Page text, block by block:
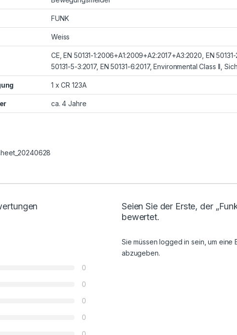
FUNK
Weiss
CE, EN 50131-1:2006+A1:2009+A2:2017+A3:2020, EN
50131-5-3:2017, EN 50131-6:2017, Environmental Class II,
1 x CR 123A
ca. 4 Jahre
0
0
0
0
Seien Sie der Erste, der
bewertet.
Sie müssenlogged in sein, um eine
abzugeben.